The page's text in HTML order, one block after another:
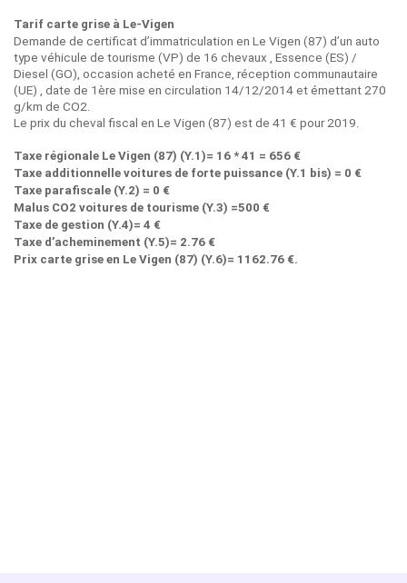
Tarif carte grise à Le-Vigen
Demande de certificat d’immatriculation en Le Vigen (87) d’un auto
type véhicule de tourisme (VP) de 16 chevaux , Essence (ES) /
Diesel (GO), occasion acheté en France, réception communautaire
(UE) , date de 1ère mise en circulation 14/12/2014 et émettant 270
g/km de CO2.
Le prix du cheval fiscal en Le Vigen (87) est de 41 € pour 2019.
Taxe régionale Le Vigen (87) (Y.1)= 16 * 41 = 656 €
Taxe additionnelle voitures de forte puissance (Y.1 bis) = 0 €
Taxe parafiscale (Y.2) = 0 €
Malus CO2 voitures de tourisme (Y.3) =500 €
Taxe de gestion (Y.4)= 4 €
Taxe d’acheminement (Y.5)= 2.76 €
Prix carte grise en Le Vigen (87) (Y.6)= 1162.76 €.